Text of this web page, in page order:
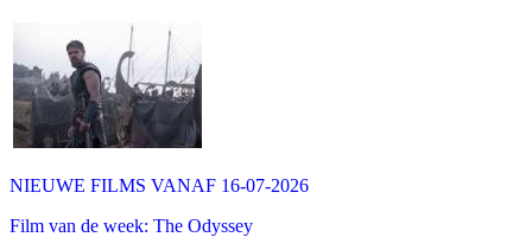
NIEUWE FILMS VANAF 16-07-2026
Film van de week: The Odyssey